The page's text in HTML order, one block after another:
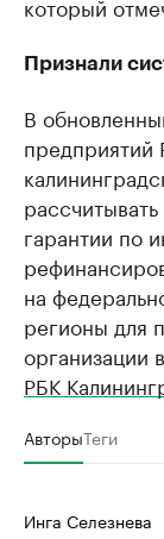
Признали
В
предприятий
гарантии по
на
регионы для
организации
РБК
АвторыТеги
Инга Селезнева